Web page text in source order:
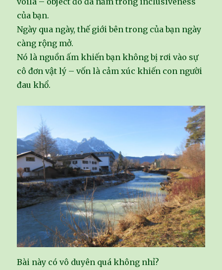
của bạn.
Ngày qua ngày, thế giới bên trong của bạn ngày
càng rộng mở.
Nó là nguồn ấm khiến bạn không bị rơi vào sự
cô đơn vật lý – vốn là cảm xúc khiến con người
đau khổ.
Bài này có vô duyên quá không nhỉ?